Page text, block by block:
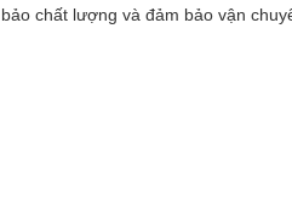
chất lượng và đảm bảo vận